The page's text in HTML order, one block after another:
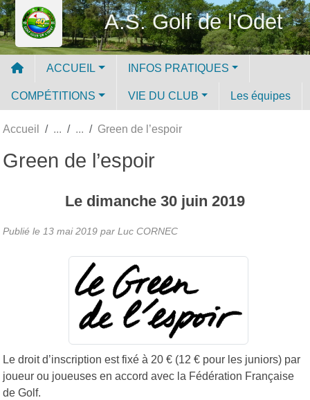
A.S. Golf de l'Odet
ACCUEIL INFOS PRATIQUES
COMPÉTITIONS VIE DU CLUB Les équipes
Accueil Green de l’espoir
Green de l’espoir
Le dimanche 30 juin 2019
Publié le 13 mai 2019 par Luc CORNEC
Le droit d’inscription est fixé à 20 € (12 € pour les juniors) par
joueur ou joueuses en accord avec la Fédération Française
de Golf.
Panneau de gestion des cookies